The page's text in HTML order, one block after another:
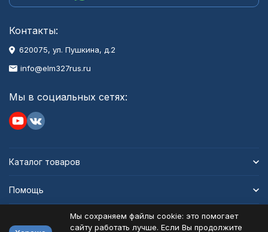
Контакты:
620075, ул. Пушкина, д.2
info@elm327rus.ru
Мы в социальных сетях:
Каталог товаров
Помощь
Мы сохраняем файлы cookie: это помогает
сайту работать лучше. Если Вы продолжите